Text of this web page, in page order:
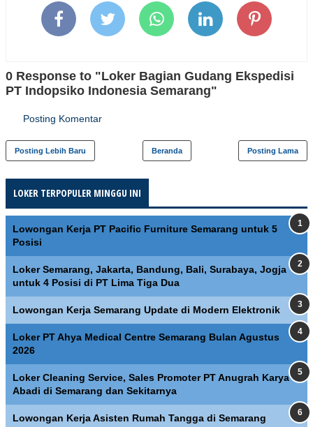
0 Response to "Loker Bagian Gudang Ekspedisi
PT Indopsiko Indonesia Semarang"
Posting Komentar
Posting Lebih Baru Posting Lama
Beranda
LOKER TERPOPULER MINGGU INI
Lowongan Kerja PT Pacific Furniture Semarang untuk 5
Posisi
Loker Semarang, Jakarta, Bandung, Bali, Surabaya, Jogja
untuk 4 Posisi di PT Lima Tiga Dua
Lowongan Kerja Semarang Update di Modern Elektronik
Loker PT Ahya Medical Centre Semarang Bulan Agustus
2026
Loker Cleaning Service, Sales Promoter PT Anugrah Karya
Abadi di Semarang dan Sekitarnya
Lowongan Kerja Asisten Rumah Tangga di Semarang